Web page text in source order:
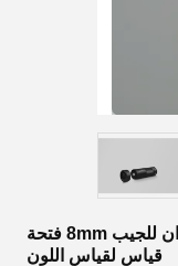
D / 8 SCI Auto معايرة مقياس الألوان للجيب 8mm فتحة
قياس لقياس اللون